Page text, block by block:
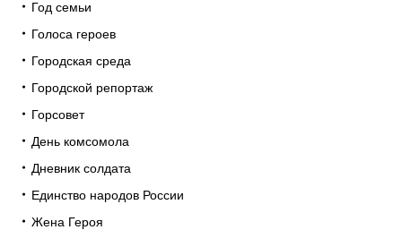
Год семьи
Голоса героев
Городская среда
Городской репортаж
Горсовет
День комсомола
Дневник солдата
Единство народов России
Жена Героя